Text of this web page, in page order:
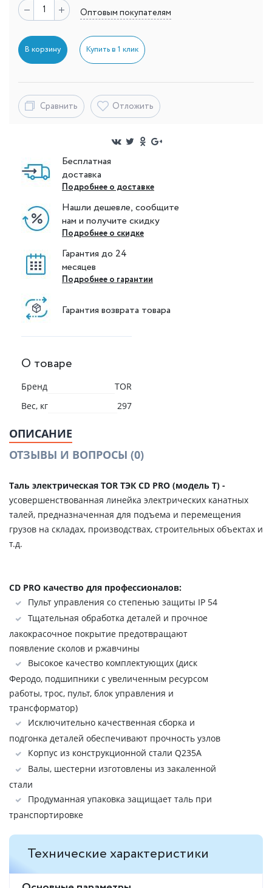
Оптовым покупателям
В корзину Купить в 1 клик
Сравнить Отложить
Бесплатная
доставка
Подробнее о доставке
Нашли дешевле, сообщите
нам и получите скидку
Подробнее о скидке
Гарантия до 24
месяцев
Подробнее о гарантии
Гарантия возврата товара
О товаре
Бренд
TOR
Вес, кг
297
ОПИСАНИЕ
ОТЗЫВЫ И ВОПРОСЫ (0)
Таль электрическая TOR ТЭК CD PRO (модель T) -
усовершенствованная линейка электрических канатных
талей, предназначенная для подъема и перемещения
грузов на складах, производствах, строительных объектах и
т.д.
CD PRO качество для профессионалов:
Пульт управления со степенью защиты IP 54
Тщательная обработка деталей и прочное
лакокрасочное покрытие предотвращают
появление сколов и ржавчины
Высокое качество комплектующих (диск
Феродо, подшипники с увеличенным ресурсом
работы, трос, пульт, блок управления и
трансформатор)
Исключительно качественная сборка и
подгонка деталей обеспечивают прочность узлов
Корпус из конструкционной стали Q235A
Валы, шестерни изготовлены из закаленной
стали
Продуманная упаковка защищает таль при
транспортировке
Технические характеристики